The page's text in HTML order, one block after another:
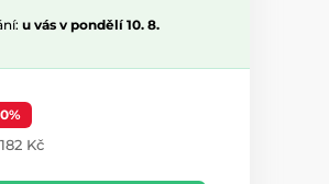
u vás v pondělí 10. 8.
Kč